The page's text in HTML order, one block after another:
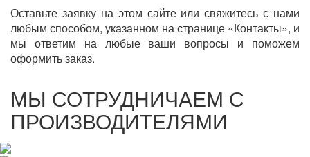
Оставьте заявку на этом сайте или свяжитесь с нами
любым способом, указанном на странице «Контакты», и
мы ответим на любые ваши вопросы и поможем
оформить заказ.
МЫ СОТРУДНИЧАЕМ С
ПРОИЗВОДИТЕЛЯМИ